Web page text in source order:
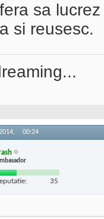
sa
si reusesc.
00:24
35